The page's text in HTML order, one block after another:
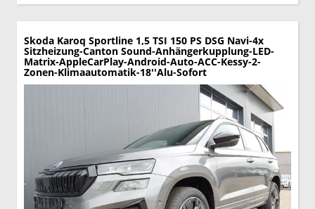
Skoda Karoq Sportline 1,5 TSI 150 PS DSG Navi-4x
Sitzheizung-Canton Sound-Anhängerkupplung-LED-
Matrix-AppleCarPlay-Android-Auto-ACC-Kessy-2-
Zonen-Klimaautomatik-18''Alu-Sofort